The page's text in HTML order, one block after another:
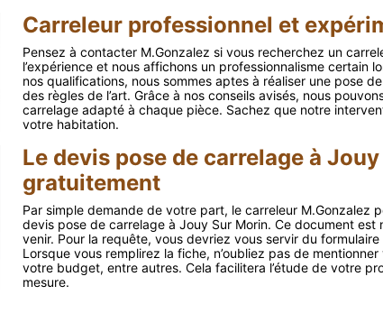
Carreleur professionnel et
Pensez à contacter M.Gonzalez si vous recherchez un
l’expérience et nous affichons un professionnalisme certain
nos qualifications, nous sommes aptes à réaliser une pose
des règles de l’art. Grâce à nos conseils avisés, nous
carrelage adapté à chaque pièce. Sachez que notre
votre habitation.
Le devis pose de carrelage à
gratuitement
Par simple demande de votre part, le carreleur M.Gonzalez
devis pose de carrelage à Jouy Sur Morin. Ce document
venir. Pour la requête, vous devriez vous servir du
Lorsque vous remplirez la fiche, n’oubliez pas de
votre budget, entre autres. Cela facilitera l’étude de votre
mesure.